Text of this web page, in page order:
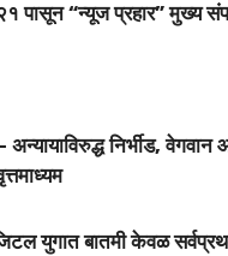
पासून “न्यूज प्रहार” मुख्य
अन्यायाविरुद्ध निर्भीड,
युगात बातमी केवळ